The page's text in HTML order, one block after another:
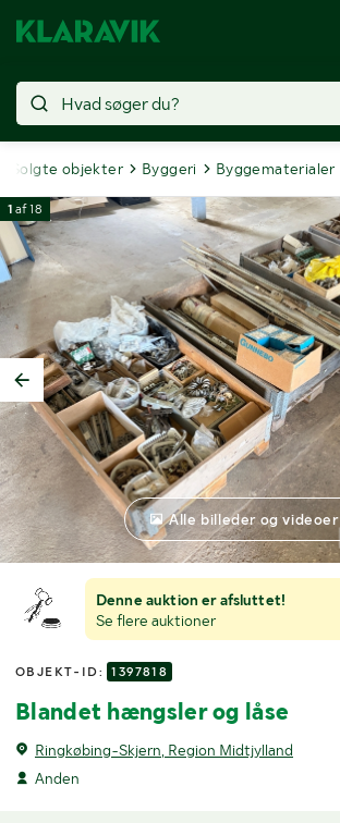
Solgte objekter Byggeri Byggematerialer
Denne auktion er afsluttet!
Se flere auktioner
OBJEKT-ID: 1397818
Blandet hængsler og låse
Ringkøbing-Skjern, Region Midtjylland
Anden
1 af18
Alle billeder og videoer